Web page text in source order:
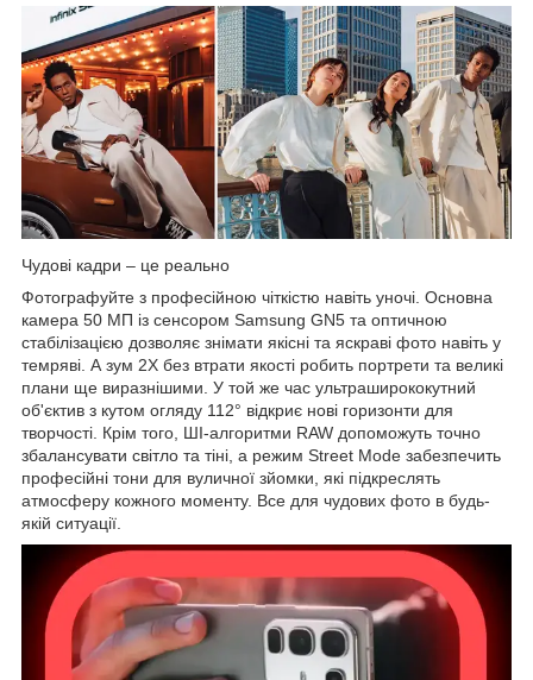
Чудові кадри – це реально
Фотографуйте з професійною чіткістю навіть уночі. Основна
камера 50 МП із сенсором Samsung GN5 та оптичною
стабілізацією дозволяє знімати якісні та яскраві фото навіть у
темряві. А зум 2X без втрати якості робить портрети та великі
плани ще виразнішими. У той же час ультраширококутний
об'єктив з кутом огляду 112° відкриє нові горизонти для
творчості. Крім того, ШІ-алгоритми RAW допоможуть точно
збалансувати світло та тіні, а режим Street Mode забезпечить
професійні тони для вуличної зйомки, які підкреслять
атмосферу кожного моменту. Все для чудових фото в будь-
якій ситуації.